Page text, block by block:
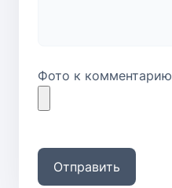
Фото к комментарию
Отправить